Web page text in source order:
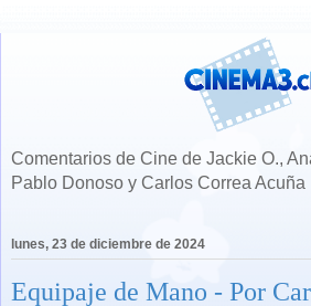
Comentarios de Cine de Jackie O.,
Pablo Donoso y Carlos Correa Acuña
lunes, 23 de diciembre de 2024
Equipaje de Mano - Por